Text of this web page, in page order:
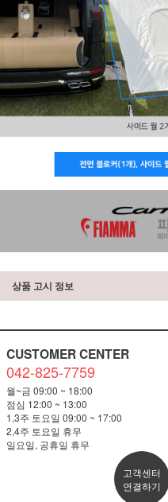
상품 고시 정보
CUSTOMER CENTER
042-825-7759
월~금 09:00 ~ 18:00
점심 12:00 ~ 13:00
1,3주 토요일 09:00 ~ 17:00
2,4주 토요일 휴무
일요일, 공휴일 휴무
고객센터
연결하기